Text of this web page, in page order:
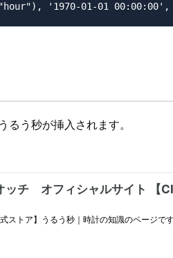
'1970-01-01
う秒が挿入されます。